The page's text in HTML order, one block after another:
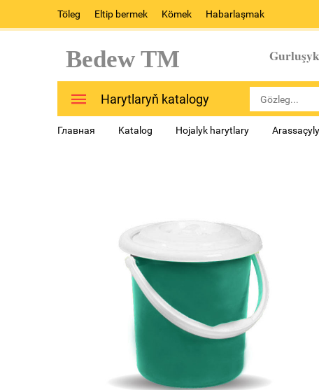
Töleg Eltip bermek Kömek Habarlaşmak
Bedew TM
Harytlaryň katalogy
Главная Katalog Hojalyk harytlary